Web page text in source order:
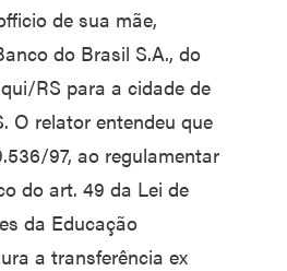
de sua mãe,
do Brasil S.A., do
RS para a cidade de
O relator entendeu que
97, ao regulamentar
do art. 49 da Lei de
da Educação
a transferência ex